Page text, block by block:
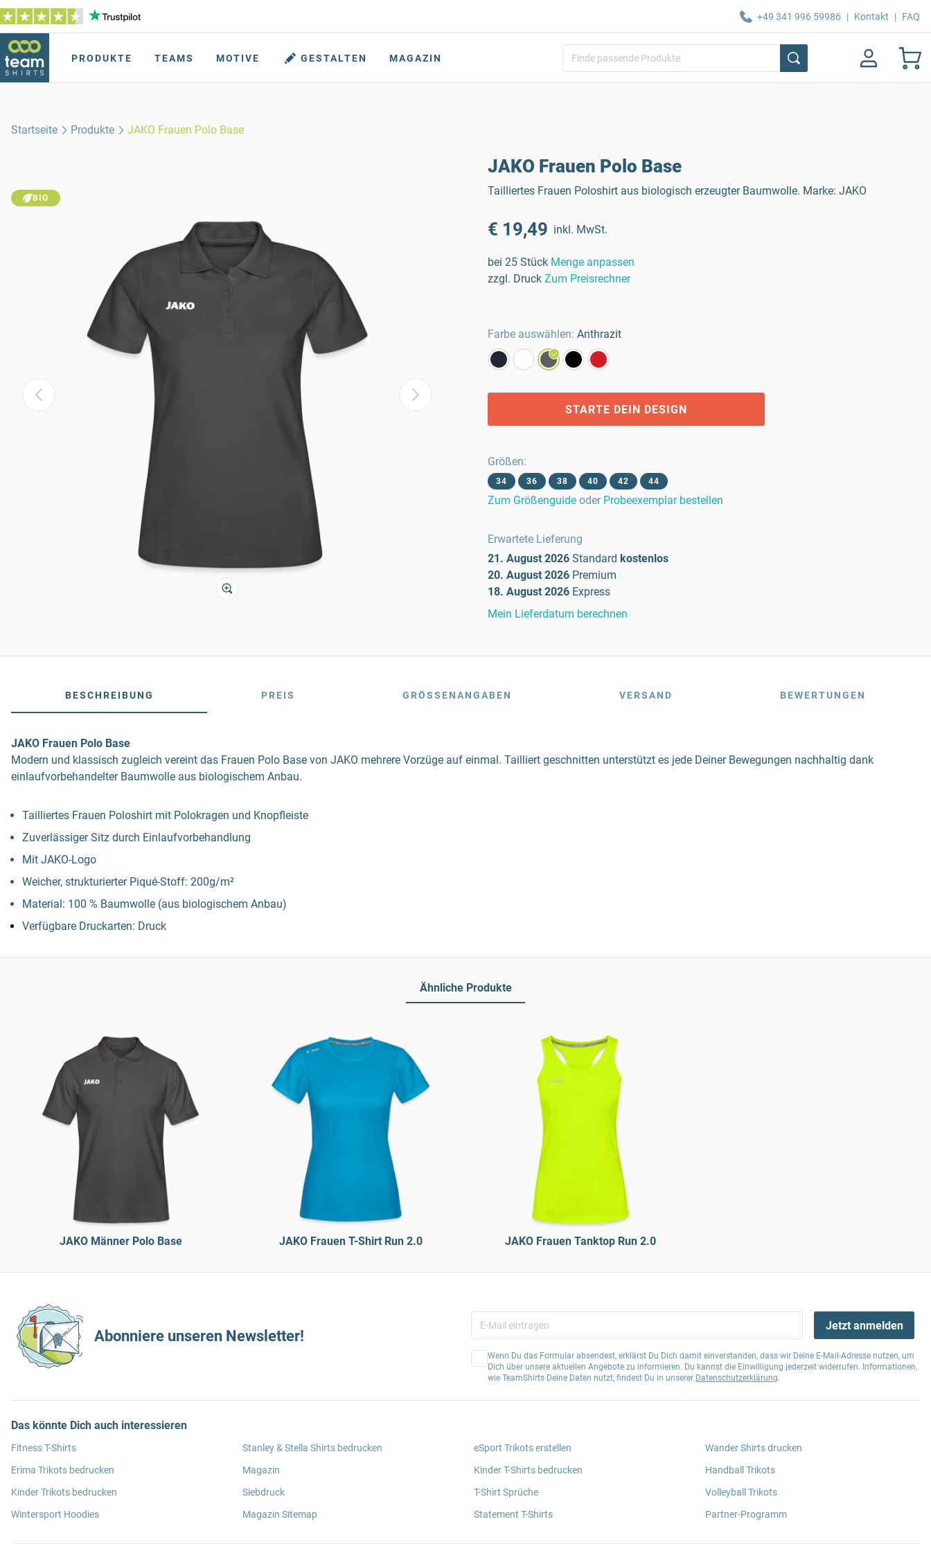
+49 341 996 59986 | Kontakt | FAQ
PRODUKTE TEAMS MOTIVE GESTALTEN MAGAZIN
Startseite Produkte JAKO Frauen Polo Base
BIO
JAKO Frauen Polo Base
Tailliertes Frauen Poloshirt aus biologisch erzeugter Baumwolle. Marke: JAKO
€ 19,49 inkl. MwSt.
bei 25 Stück Menge anpassen
zzgl. Druck Zum Preisrechner
Farbe auswählen: Anthrazit
STARTE DEIN DESIGN
Größen:
34 36 38 40 42 44
Zum Größenguide oder Probeexemplar bestellen
Erwartete Lieferung
21. August 2026 Standard kostenlos
20. August 2026 Premium
18. August 2026 Express
Mein Lieferdatum berechnen
BESCHREIBUNG PREIS GRÖSSENANGABEN VERSAND BEWERTUNGEN
JAKO Frauen Polo Base
Modern und klassisch zugleich vereint das Frauen Polo Base von JAKO mehrere Vorzüge auf einmal. Tailliert geschnitten unterstützt es jede Deiner Bewegungen nachhaltig dank
einlaufvorbehandelter Baumwolle aus biologischem Anbau.
Tailliertes Frauen Poloshirt mit Polokragen und Knopfleiste
Zuverlässiger Sitz durch Einlaufvorbehandlung
Mit JAKO-Logo
Weicher, strukturierter Piqué-Stoff: 200g/m²
Material: 100 % Baumwolle (aus biologischem Anbau)
Verfügbare Druckarten: Druck
Ähnliche Produkte
JAKO Männer Polo Base JAKO Frauen T-Shirt Run 2.0 JAKO Frauen Tanktop Run 2.0
Abonniere unseren Newsletter!
Jetzt anmelden
Wenn Du das Formular absendest, erklärst Du Dich damit einverstanden, dass wir Deine E-Mail-Adresse nutzen, um
Dich über unsere aktuellen Angebote zu informieren. Du kannst die Einwilligung jederzeit widerrufen. Informationen,
wie TeamShirts Deine Daten nutzt, findest Du in unserer Datenschutzerklärung.
Das könnte Dich auch interessieren
Fitness T-Shirts
Erima Trikots bedrucken
Kinder Trikots bedrucken
Wintersport Hoodies
Stanley & Stella Shirts bedrucken
Magazin
Siebdruck
Magazin Sitemap
eSport Trikots erstellen
Kinder T-Shirts bedrucken
T-Shirt Sprüche
Statement T-Shirts
Wander Shirts drucken
Handball Trikots
Volleyball Trikots
Partner-Programm